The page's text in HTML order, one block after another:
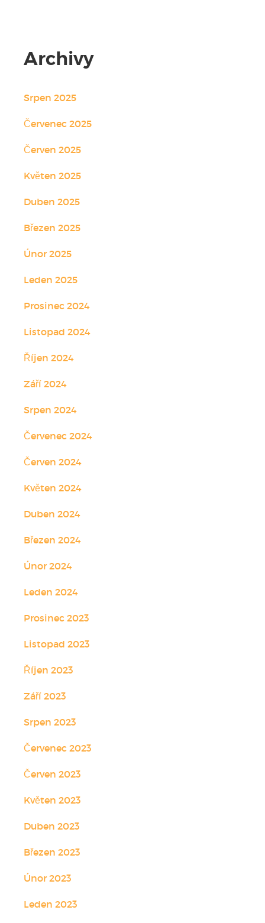
Archivy
Srpen 2025
Červenec 2025
Červen 2025
Květen 2025
Duben 2025
Březen 2025
Únor 2025
Leden 2025
Prosinec 2024
Listopad 2024
Říjen 2024
Září 2024
Srpen 2024
Červenec 2024
Červen 2024
Květen 2024
Duben 2024
Březen 2024
Únor 2024
Leden 2024
Prosinec 2023
Listopad 2023
Říjen 2023
Září 2023
Srpen 2023
Červenec 2023
Červen 2023
Květen 2023
Duben 2023
Březen 2023
Únor 2023
Leden 2023